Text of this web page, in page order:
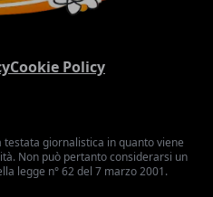
Cookie Policy
giornalistica in quanto viene
Non può pertanto considerarsi un
legge n° 62 del 7 marzo 2001.